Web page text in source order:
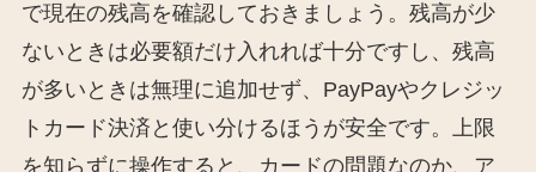
で現在の残高を確認しておきましょう。残高が少
ないときは必要額だけ入れれば十分ですし、残高
が多いときは無理に追加せず、PayPayやクレジッ
トカード決済と使い分けるほうが安全です。上限
を知らずに操作すると、カードの問題なのか、ア